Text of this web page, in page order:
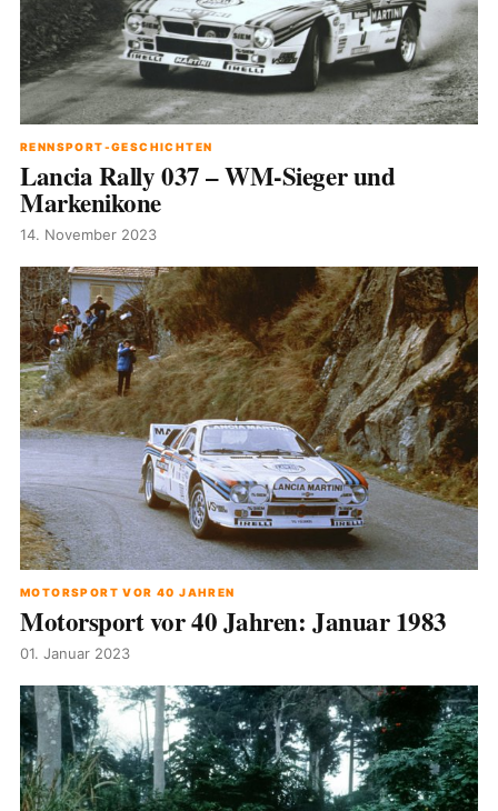
RENNSPORT-GESCHICHTEN
Lancia Rally 037 – WM-Sieger und
Markenikone
14. November 2023
MOTORSPORT VOR 40 JAHREN
Motorsport vor 40 Jahren: Januar 1983
01. Januar 2023